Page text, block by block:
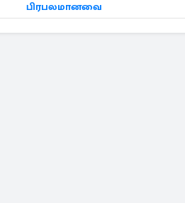
பிரபலமானவை